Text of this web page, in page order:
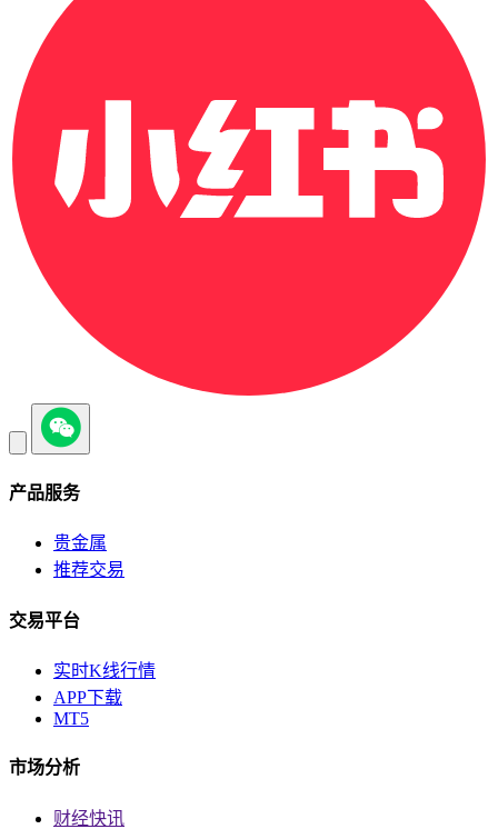
产品服务
贵金属
推荐交易
交易平台
实时K线行情
APP下载
MT5
市场分析
财经快讯